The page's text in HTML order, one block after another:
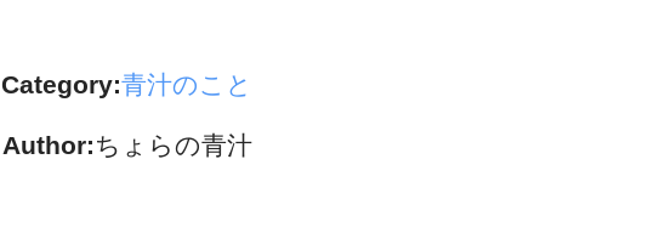
Category:青汁のこと
Author:ちょらの青汁